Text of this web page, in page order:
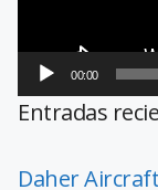
00:00
Entradas
Daher